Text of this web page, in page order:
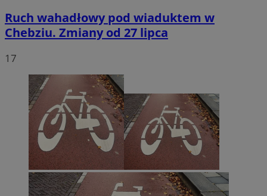
Ruch wahadłowy pod wiaduktem w
Chebziu. Zmiany od 27 lipca
17